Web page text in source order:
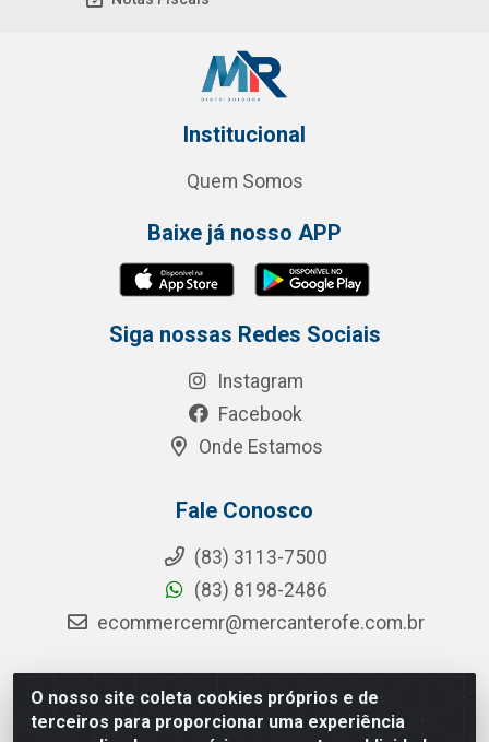
O nosso site coleta cookies próprios e de
terceiros para proporcionar uma experiência
Institucional
Quem Somos
Baixe já nosso APP
Siga nossas Redes Sociais
Instagram
Facebook
Onde Estamos
Fale Conosco
(83) 3113-7500
(83) 8198-2486
ecommercemr@mercanterofe.com.br
MR Distribuidora - Rua Hortêncio Ribeiro de Luna, 3777 -
Distrito Industrial, João Pessoa/PB - CEP 58081-400 -